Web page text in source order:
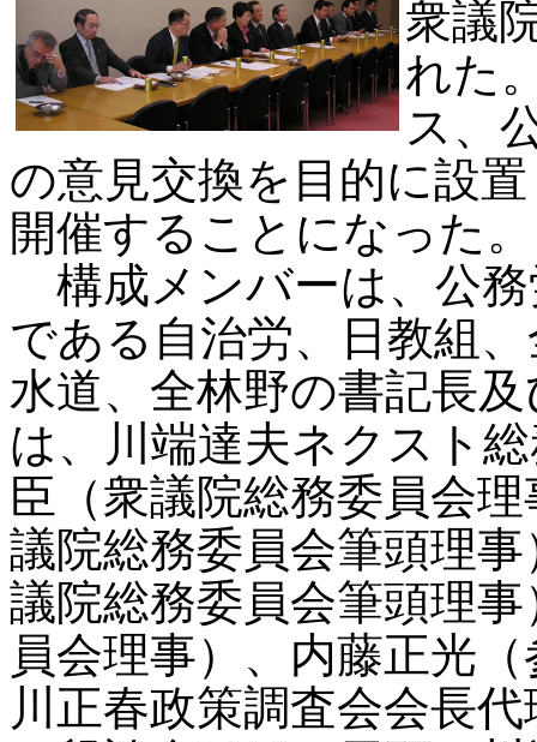
衆議
れた
ス、
の意見交換を目的に設
開催することになった。
構成メンバーは、公務
である自治労、日教組
水道、全林野の書記長
は、川端達夫ネクスト
臣（衆議院総務委員会
議院総務委員会筆頭理
議院総務委員会筆頭理
員会理事）、内藤正光
川正春政策調査会会長代